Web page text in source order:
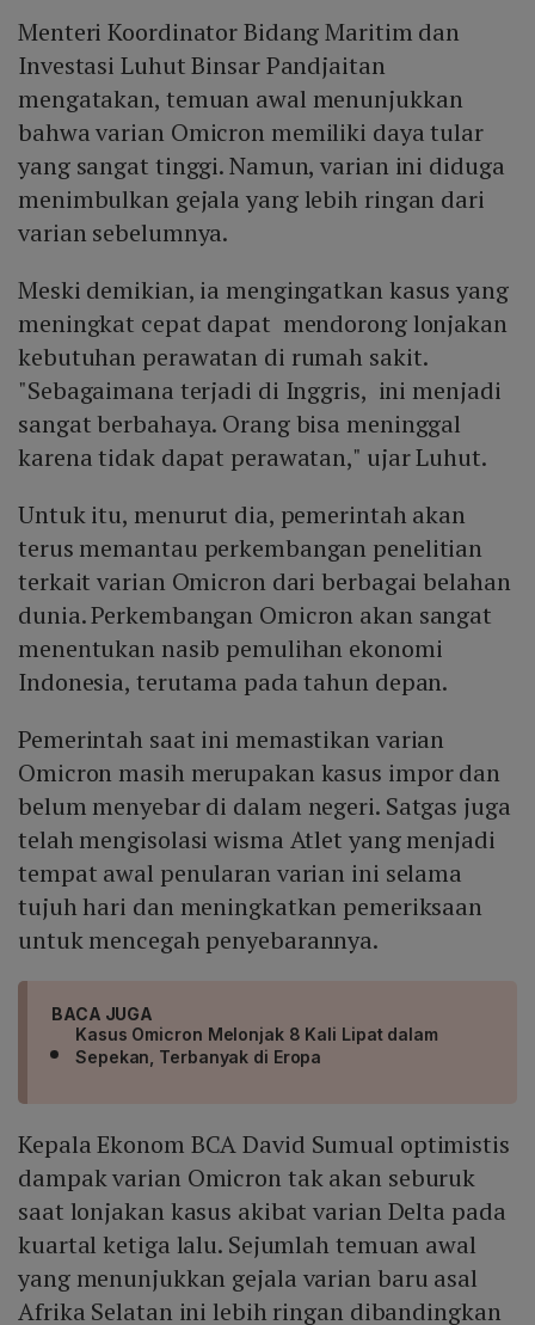
Menteri Koordinator Bidang Maritim dan
Investasi Luhut Binsar Pandjaitan
mengatakan, temuan awal menunjukkan
bahwa varian Omicron memiliki daya tular
yang sangat tinggi. Namun, varian ini diduga
menimbulkan gejala yang lebih ringan dari
varian sebelumnya.
Meski demikian, ia mengingatkan kasus yang
meningkat cepat dapat mendorong lonjakan
kebutuhan perawatan di rumah sakit.
"Sebagaimana terjadi di Inggris, ini menjadi
sangat berbahaya. Orang bisa meninggal
karena tidak dapat perawatan," ujar Luhut.
Untuk itu, menurut dia, pemerintah akan
terus memantau perkembangan penelitian
terkait varian Omicron dari berbagai belahan
dunia. Perkembangan Omicron akan sangat
menentukan nasib pemulihan ekonomi
Indonesia, terutama pada tahun depan.
Pemerintah saat ini memastikan varian
Omicron masih merupakan kasus impor dan
belum menyebar di dalam negeri. Satgas juga
telah mengisolasi wisma Atlet yang menjadi
tempat awal penularan varian ini selama
tujuh hari dan meningkatkan pemeriksaan
untuk mencegah penyebarannya.
BACA JUGA
Kasus Omicron Melonjak 8 Kali Lipat dalam
Sepekan, Terbanyak di Eropa
Kepala Ekonom BCA David Sumual optimistis
dampak varian Omicron tak akan seburuk
saat lonjakan kasus akibat varian Delta pada
kuartal ketiga lalu. Sejumlah temuan awal
yang menunjukkan gejala varian baru asal
Afrika Selatan ini lebih ringan dibandingkan